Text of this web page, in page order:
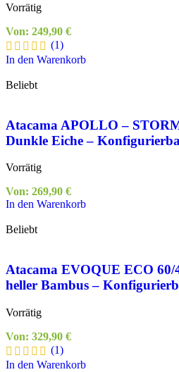
Vorrätig
Von: 249,90 €
(1)
In den Warenkorb
Beliebt
Atacama APOLLO –
Dunkle Eiche –
Vorrätig
Von: 269,90 €
In den Warenkorb
Beliebt
Atacama EVOQUE ECO
heller Bambus –
Vorrätig
Von: 329,90 €
(1)
In den Warenkorb